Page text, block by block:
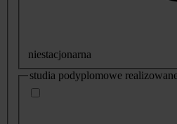
niestacjonarna
studia podyplomowe